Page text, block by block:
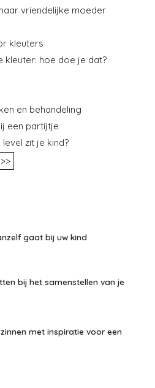
vriendelijke moeder
kleuters
kleuter: hoe doe je dat?
en behandeling
een partijtje
zit je kind?
>>
gaat bij uw kind
bij het samenstellen van je
met inspiratie voor een